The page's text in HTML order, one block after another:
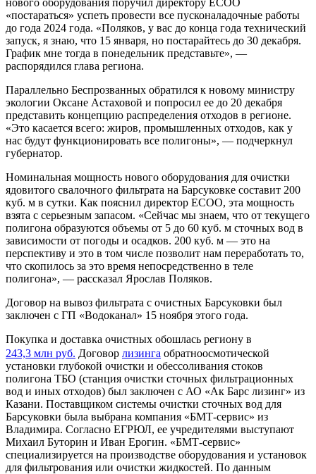
«постараться» успеть провести все пусконаладочные работы
до года 2024 года. «Поляков, у вас до конца года технический
запуск, я знаю, что 15 января, но постарайтесь до 30 декабря.
График мне тогда в понедельник представьте», —
распорядился глава региона.
Параллельно Беспрозванных обратился к новому министру
экологии Оксане Астаховой и попросил ее до 20 декабря
представить концепцию распределения отходов в регионе.
«Это касается всего: жиров, промышленных отходов, как у
нас будут функционировать все полигоны», — подчеркнул
губернатор.
Номинальная мощность нового оборудования для очистки
ядовитого свалочного фильтрата на Барсуковке составит 200
куб. м в сутки. Как пояснил директор ЕСОО, эта мощность
взята с серьезным запасом. «Сейчас мы знаем, что от текущего
полигона образуются объемы от 5 до 60 куб. м сточных вод в
зависимости от погоды и осадков. 200 куб. м — это на
перспективу и это в том числе позволит нам переработать то,
что скопилось за это время непосредственно в теле
полигона», — рассказал Ярослав Поляков.
Договор на вывоз фильтрата с очистных Барсуковки был
заключен с ГП «Водоканал» 15 ноября этого года.
Покупка и доставка очистных обошлась региону в
243,3 млн руб. Договор лизинга обратноосмотической
установки глубокой очистки и обессоливания стоков
полигона ТБО (станция очистки сточных фильтрационных
вод и иных отходов) был заключен с АО «Ак Барс лизинг» из
Казани. Поставщиком системы очистки сточных вод для
Барсуковки была выбрана компания «БМТ-сервис» из
Владимира. Согласно ЕГРЮЛ, ее учредителями выступают
Михаил Буторин и Иван Ерогин. «БМТ-сервис»
специализируется на производстве оборудования и установок
для фильтрования или очистки жидкостей. По данным